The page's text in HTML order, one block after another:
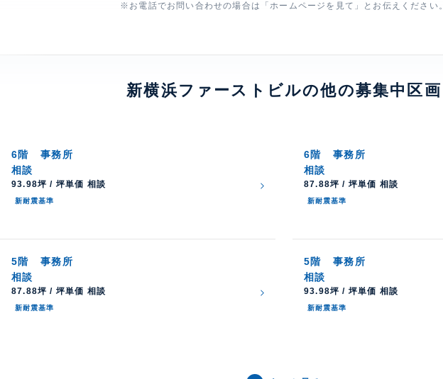
※お電話でお問い合わせの場合は「ホームページを見て」とお伝えください
新横浜ファーストビルの他の募集中区画
6階 事務所
相談
93.98坪 / 坪単価 相談
新耐震基準
6階 事務所
相談
87.88坪 / 坪単価 相談
新耐震基準
5階 事務所
相談
87.88坪 / 坪単価 相談
新耐震基準
5階 事務所
相談
93.98坪 / 坪単価 相談
新耐震基準